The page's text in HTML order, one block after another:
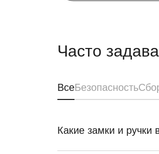
Часто
ВсеБезопасность
Какие замки и ручки